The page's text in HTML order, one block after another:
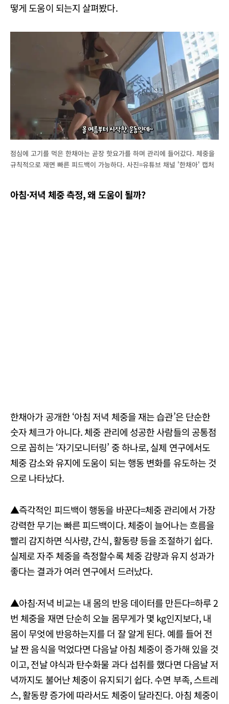
떻게 도움이 되는지 살펴봤다.
점심에 고기를 먹은 한채아는 곧장 핫요가를 하며 관리에 들어갔다. 체중을
규칙적으로 재면 빠른 피드백이 가능하다. 사진=유튜브 채널 '한채아' 캡처
아침·저녁 체중 측정, 왜 도움이 될까?
한채아가 공개한 ‘아침 저녁 체중을 재는 습관’은 단순한
숫자 체크가 아니다. 체중 관리에 성공한 사람들의 공통점
으로 꼽히는 ‘자기모니터링’ 중 하나로, 실제 연구에서도
체중 감소와 유지에 도움이 되는 행동 변화를 유도하는 것
으로 나타났다.
▲즉각적인 피드백이 행동을 바꾼다=체중 관리에서 가장
강력한 무기는 빠른 피드백이다. 체중이 늘어나는 흐름을
빨리 감지하면 식사량, 간식, 활동량 등을 조절하기 쉽다.
실제로 자주 체중을 측정할수록 체중 감량과 유지 성과가
좋다는 결과가 여러 연구에서 드러났다.
▲아침·저녁 비교는 내 몸의 반응 데이터를 만든다=하루 2
번 체중을 재면 단순히 오늘 몸무게가 몇 kg인지보다, 내
몸이 무엇에 반응하는지를 더 잘 알게 된다. 예를 들어 전
날 짠 음식을 먹었다면 다음날 아침 체중이 증가해 있을 것
이고, 전날 야식과 탄수화물 과다 섭취를 했다면 다음날 저
녁까지도 불어난 체중이 유지되기 쉽다. 수면 부족, 스트레
스, 활동량 증가에 따라서도 체중이 달라진다. 아침 체중이